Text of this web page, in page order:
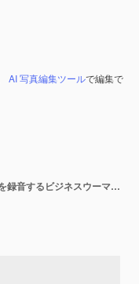
AI 写真編集ツールで編集で
クライアントや同僚に音声メッセージを録音するビジネスウーマンホーム・イン・ハウス・ガーデンでリモートで働く